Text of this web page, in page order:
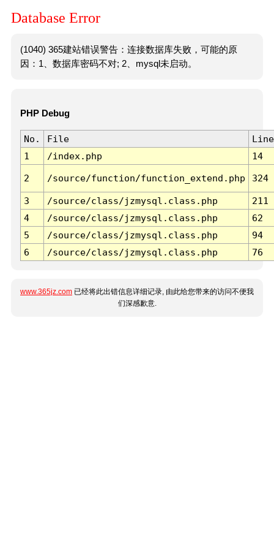
Database Error
(1040) 365建站错误警告：连接数据库失败，可能的原
因：1、数据库密码不对; 2、mysql未启动。
PHP Debug
No. File
Line
1
/index.php 14
2 /source/function/function_extend.php 324
3 /source/class/jzmysql.class.php
211
4
/source/class/jzmysql.class.php
62
5
/source/class/jzmysql.class.php
94
6
/source/class/jzmysql.class.php 76
www.365jz.com 已经将此出错信息详细记录, 由此给您带来的访问不便我
们深感歉意.